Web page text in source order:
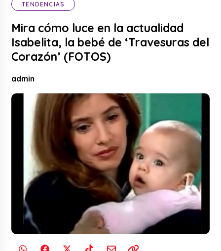
TENDENCIAS
Mira cómo luce en la actualidad
Isabelita, la bebé de ‘Travesuras del
Corazón’ (FOTOS)
admin